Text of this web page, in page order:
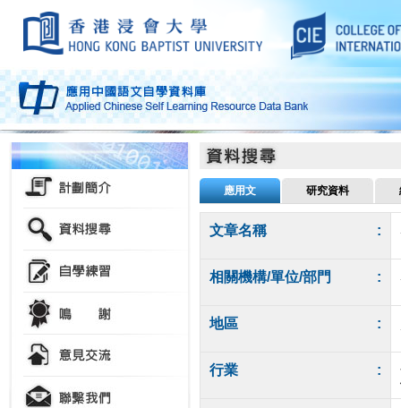
應用文 研究資料
文章名稱 :
相關機構/單位/部門 :
地區 :
行業 :